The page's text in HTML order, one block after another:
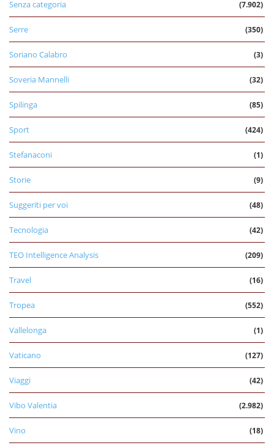
Senza categoria (7.902)
Serre (350)
Soriano Calabro (3)
Soveria Mannelli (32)
Spilinga (85)
Sport (424)
Stefanaconi (1)
Storie (9)
Suggeriti per voi (48)
Tecnologia (42)
TEO Intelligence Analysis (209)
Travel (16)
Tropea (552)
Vallelonga (1)
Vaticano (127)
Viaggi (42)
Vibo Valentia (2.982)
Vino (18)